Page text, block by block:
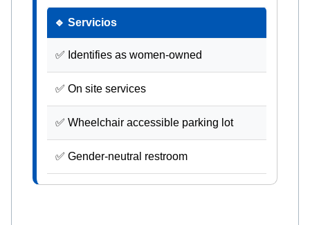
🔹 Servicios
✅ Identifies as women-owned
✅ On site services
✅ Wheelchair accessible parking lot
✅ Gender-neutral restroom